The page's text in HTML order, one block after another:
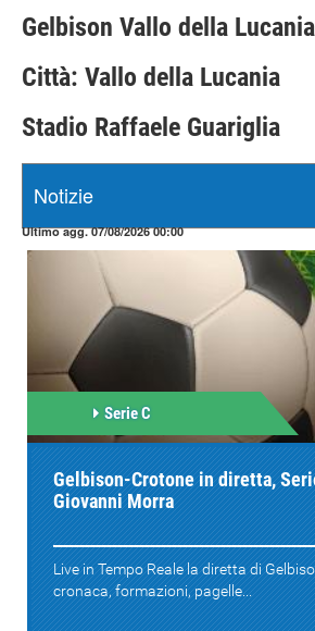
Gelbison Vallo della Lucania
Città: Vallo della Lucania
Stadio Raffaele Guariglia
Ultimo agg. 07/08/2026 00:00
Serie C
Gelbison-Crotone in diretta,
Giovanni Morra
Live in Tempo Reale la diretta di
cronaca, formazioni, pagelle...